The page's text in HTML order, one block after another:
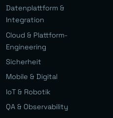
Datenplattform &
Integration
Cloud & Plattform-
Engineering
Sicherheit
Mobile & Digital
IoT & Robotik
QA & Observability